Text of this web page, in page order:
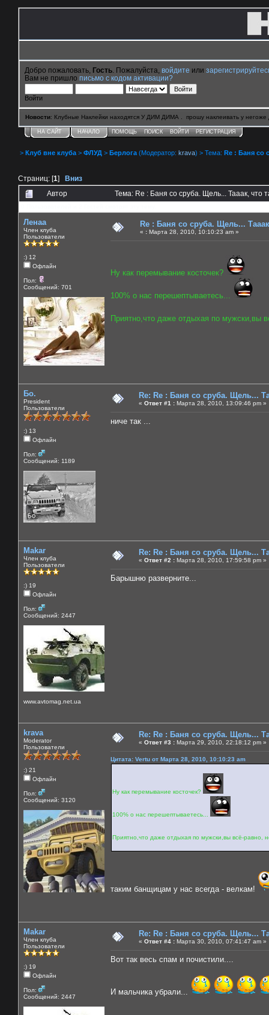
Добро пожаловать, Гость . Пожалуйста, войдите или
Вам не пришло письмо с кодом активации?
Войти
Новости: Клубные Наклейки находятся У ДИМ ДИМА . прошу наклеивать у негоже
НА САЙТ НАЧАЛО ПОМОЩЬ ПОИСК ВОЙТИ РЕГИСТРАЦИЯ
> Клуб вне клуба > ФЛУД > Берлога (Модератор: krava) > Тема: Re : Баня со
Страниц: [1] Вниз
Автор
Тема: Re : Баня со сруба. Щель... Тааак, что
Ленаа
Член клуба
Пользователи
:) 12
Офлайн
Пол:
Сообщений: 701
Re : Баня со сруба. Щель...
« : Марта 28, 2010, 10:10:23 am »
Ну как перемывание косточек?
100% о нас перешептываетесь...
Приятно,что даже отдыхая по мужски,вы
Бо.
President
Пользователи
:) 13
Офлайн
Пол:
Сообщений: 1189
Re: Re : Баня со сруба. Щель...
« Ответ #1 : Марта 28, 2010, 13:09:46 pm »
ниче так ...
Makar
Член клуба
Пользователи
:) 19
Офлайн
Пол:
Сообщений: 2447
www.avtomag.net.ua
Re: Re : Баня со сруба. Щель...
« Ответ #2 : Марта 28, 2010, 17:59:58 pm »
Барышню разверните...
krava
Moderator
Пользователи
:) 21
Офлайн
Пол:
Сообщений: 3120
Re: Re : Баня со сруба. Щель...
« Ответ #3 : Марта 29, 2010, 22:18:12 pm »
Цитата: Vertu от Марта 28, 2010, 10:10:23 am
Ну как перемывание косточек?
100% о нас перешептываетесь...
Приятно,что даже отдыхая по мужски,вы всё-равно,
таким банщицам у нас всегда - велкам!
Makar
Член клуба
Пользователи
:) 19
Офлайн
Пол:
Сообщений: 2447
Re: Re : Баня со сруба. Щель...
« Ответ #4 : Марта 30, 2010, 07:41:47 am »
Вот так весь спам и почистили....
И мальчика убрали...